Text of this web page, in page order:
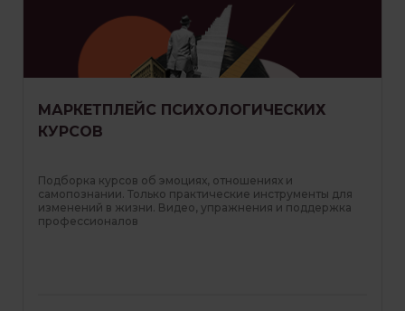
МАРКЕТПЛЕЙС ПСИХОЛОГИЧЕСКИХ
КУРСОВ
Подборка курсов об эмоциях, отношениях и
самопознании. Только практические инструменты для
изменений в жизни. Видео, упражнения и поддержка
профессионалов